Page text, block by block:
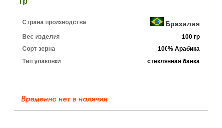
Страна производства Бразилия
Вес изделия
100 гр
Сорт зерна
100% Арабика
Тип упаковки
стеклянная банка